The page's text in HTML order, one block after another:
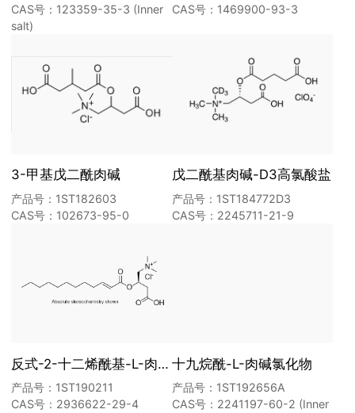
CAS号：123359-35-3 (Inner
salt)
CAS号：1469900-93-3
3-甲基戊二酰肉碱
产品号：1ST182603
CAS号：102673-95-0
戊二酰基肉碱-D3高氯酸盐
产品号：1ST184772D3
CAS号：2245711-21-9
反式-2-十二烯酰基-L-肉碱氯化物
产品号：1ST190211
CAS号：2936622-29-4
十九烷酰-L-肉碱氯化物
产品号：1ST192656A
CAS号：2241197-60-2 (Inner